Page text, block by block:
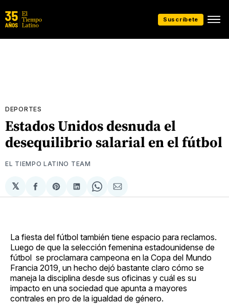
Suscríbete
DEPORTES
Estados Unidos desnuda el
desequilibrio salarial en el fútbol
EL TIEMPO LATINO TEAM
𝕏
Compartir
en
Share
on
Compartir
en
Share
on
Compartir
via
La fiesta del fútbol también tiene espacio para reclamos.
Luego de que la selección femenina estadounidense de
fútbol se proclamara campeona en la Copa del Mundo
Francia 2019, un hecho dejó bastante claro cómo se
maneja la disciplina desde sus oficinas y cuál es su
impacto en una sociedad que apunta a mayores
contrales en pro de la igualdad de género.